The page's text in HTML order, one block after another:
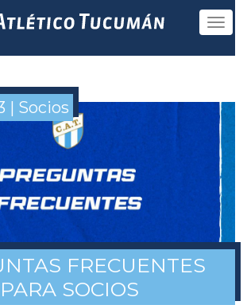
Toggle
| Socios
FRECUENTES
PARA SOCIOS